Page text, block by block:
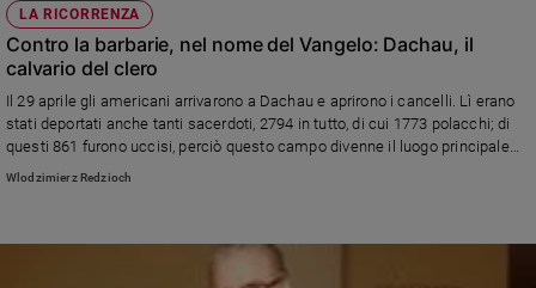
LA RICORRENZA
Contro la barbarie, nel nome del Vangelo: Dachau, il
calvario del clero
Il 29 aprile gli americani arrivarono a Dachau e aprirono i cancelli. Lì erano
stati deportati anche tanti sacerdoti, 2794 in tutto, di cui 1773 polacchi; di
questi 861 furono uccisi, perciò questo campo divenne il luogo principale
del martirio del clero polacco.
Wlodzimierz Redzioch